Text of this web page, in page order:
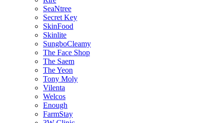
SeaNtree
Secret Key
SkinFood
Skinlite
SungboCleamy
The Face Shop
The Saem
The Yeon
Tony Moly
Vilenta
Welcos
Enough
FarmStay